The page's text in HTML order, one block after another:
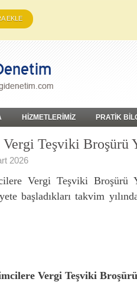
EKLE
HİZMETLERİMİZ PRATİK
Teşviki Broşürü
2026
Vergi Teşviki Broşürü
başladıkları takvim
Vergi Teşviki Broşürü